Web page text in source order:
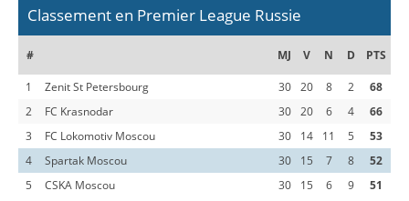
Classement en Premier League Russie
# MJ V N D PTS
1 Zenit St Petersbourg 30 20 8 2
68
2
FC Krasnodar 30 20 6 4
66
3
FC Lokomotiv Moscou 30 14 11 5
53
4
Spartak Moscou 30 15 7 8
52
5
CSKA Moscou 30 15 6 9 51